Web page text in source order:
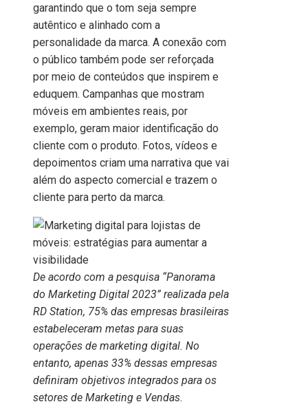
garantindo que o tom seja sempre
autêntico e alinhado com a
personalidade da marca. A conexão com
o público também pode ser reforçada
por meio de conteúdos que inspirem e
eduquem. Campanhas que mostram
móveis em ambientes reais, por
exemplo, geram maior identificação do
cliente com o produto. Fotos, vídeos e
depoimentos criam uma narrativa que vai
além do aspecto comercial e trazem o
cliente para perto da marca.
De acordo com a pesquisa “Panorama
do Marketing Digital 2023” realizada pela
RD Station, 75% das empresas brasileiras
estabeleceram metas para suas
operações de marketing digital. No
entanto, apenas 33% dessas empresas
definiram objetivos integrados para os
setores de Marketing e Vendas.